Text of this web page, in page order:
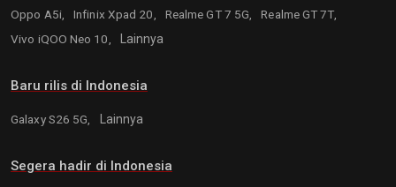
Oppo A5i, Infinix Xpad 20, Realme GT 7 5G,
Realme GT 7T,
Vivo iQOO Neo 10,
Lainnya
Baru rilis di Indonesia
Galaxy S26 5G, Lainnya
Segera hadir di Indonesia